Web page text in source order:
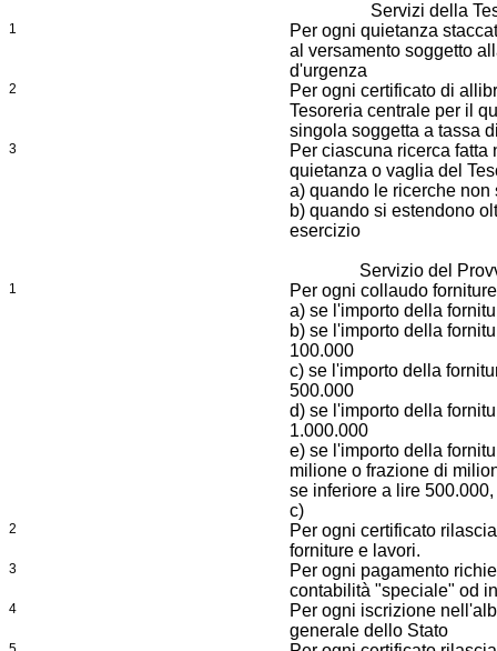
Servizi della
1
Per ogni quietanza
al versamento soggetto
d'urgenza
2
Per ogni certificato di
Tesoreria centrale per il
singola soggetta a tassa
3
Per ciascuna ricerca
quietanza o vaglia del
a) quando le ricerche
b) quando si estendono
esercizio
Servizio del
1
Per ogni collaudo
a) se l'importo della
b) se l'importo della
100.000
c) se l'importo della
500.000
d) se l'importo della
1.000.000
e) se l'importo della
milione o frazione di
se inferiore a lire
c)
2
Per ogni certificato
forniture e lavori.
3
Per ogni pagamento
contabilità "speciale" od
4
Per ogni iscrizione
generale dello Stato